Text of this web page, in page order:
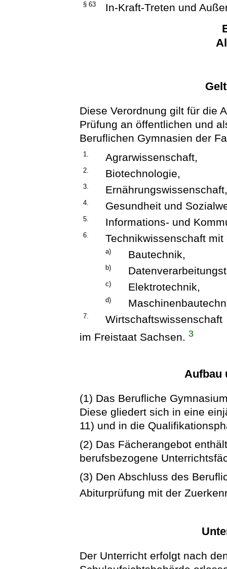
§ 63 In-Kraft-Treten und
Diese Verordnung gilt für die
Prüfung an öffentlichen und
Beruflichen Gymnasien der
1. Agrarwissenschaft,
2. Biotechnologie,
3.
4. Gesundheit und
5. Informations- und
6. Technikwissenschaft
a) Bautechnik,
b)
c) Elektrotechnik,
d)
7.
Wirtschaftswissenschaft
im Freistaat Sachsen.3
Aufbau
(1) Das Berufliche
Diese gliedert sich in eine
11) und in die
(2) Das Fächerangebot
berufsbezogene
(3) Den Abschluss des
Abiturprüfung mit der
Der Unterricht erfolgt nach